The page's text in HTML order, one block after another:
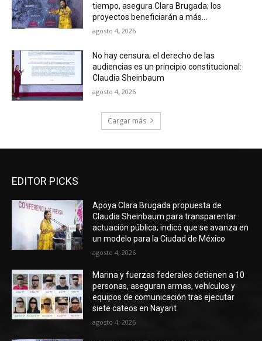
tiempo, asegura Clara Brugada; los
proyectos beneficiarán a más...
agosto 4, 2026
No hay censura; el derecho de las
audiencias es un principio constitucional:
Claudia Sheinbaum
agosto 4, 2026
Cargar más
EDITOR PICKS
Apoya Clara Brugada propuesta de
Claudia Sheinbaum para transparentar
actuación pública; indicó que se avanza en
un modelo para la Ciudad de México
agosto 4, 2026
Marina y fuerzas federales detienen a 10
personas, aseguran armas, vehículos y
equipos de comunicación tras ejecutar
siete cateos en Nayarit
agosto 4, 2026